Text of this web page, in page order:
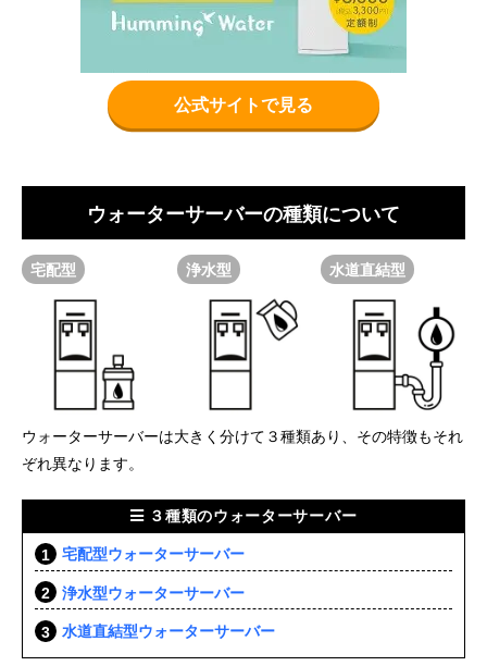
公式サイトで見る
ウォーターサーバーの種類について
宅配型 浄水型 水道直結型
ウォーターサーバーは大きく分けて３種類あり、その特徴もそれ
ぞれ異なります。
３種類のウォーターサーバー
宅配型ウォーターサーバー
浄水型ウォーターサーバー
水道直結型ウォーターサーバー